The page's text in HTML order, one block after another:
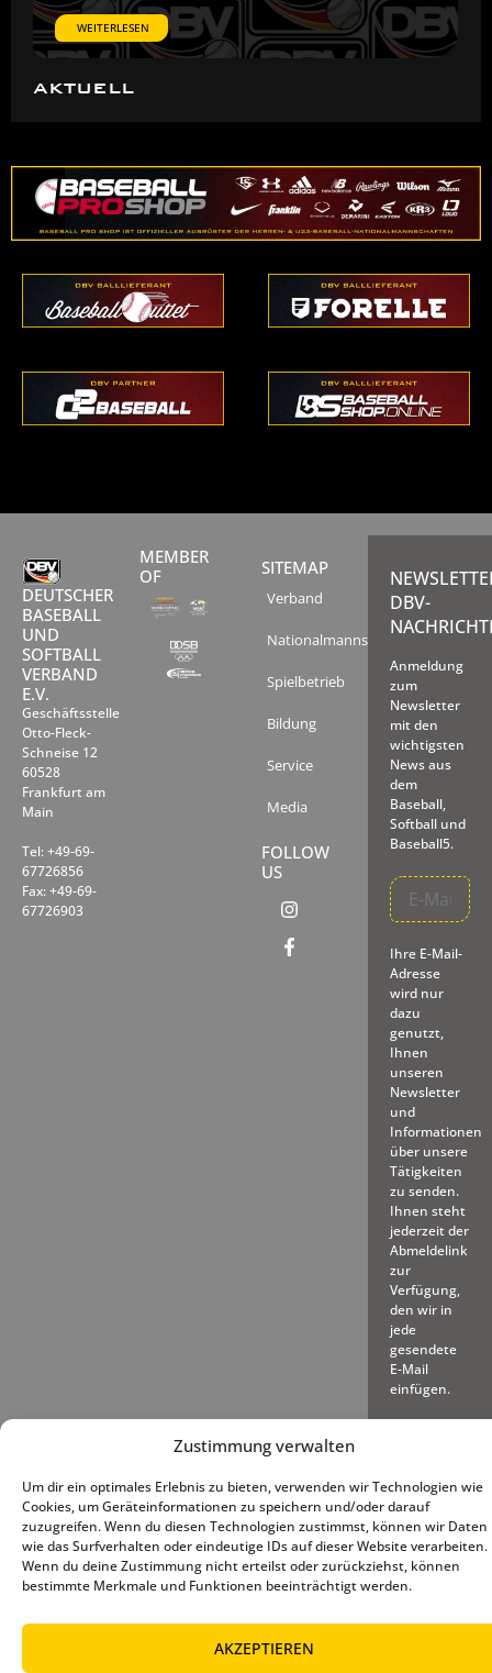
Zustimmung verwalten
Um dir ein optimales Erlebnis zu bieten, verwenden wir Technologien wie
Cookies, um Geräteinformationen zu speichern und/oder darauf
zuzugreifen. Wenn du diesen Technologien zustimmst, können wir Daten
wie das Surfverhalten oder eindeutige IDs auf dieser Website verarbeiten.
Wenn du deine Zustimmung nicht erteilst oder zurückziehst, können
bestimmte Merkmale und Funktionen beeinträchtigt werden.
AKZEPTIEREN
AKTUELL
WEITERLESEN
DEUTSCHER
BASEBALL
UND
SOFTBALL
VERBAND
E.V.
Geschäftsstelle
Otto-Fleck-
Schneise 12
60528
Frankfurt am
Main
Tel: +49-69-
67726856
Fax: +49-69-
67726903
MEMBER
OF
SITEMAP
Verband
Nationalmannschaften
Spielbetrieb
Bildung
Service
Media
FOLLOW
US
DBV-
Anmeldung
zum
Newsletter
mit den
wichtigsten
News aus
dem
Baseball,
Softball und
Baseball5.
Ihre E-Mail-
Adresse
wird nur
dazu
genutzt,
Ihnen
unseren
Newsletter
und
Informationen
über unsere
Tätigkeiten
zu senden.
Ihnen steht
jederzeit der
Abmeldelink
zur
Verfügung,
den wir in
jede
gesendete
E-Mail
einfügen.
© 2025 – Deutscher Baseball
und Softball Verband e.V.
Impressum|Datenschutz |
Cookie-Richtlinie (EU)